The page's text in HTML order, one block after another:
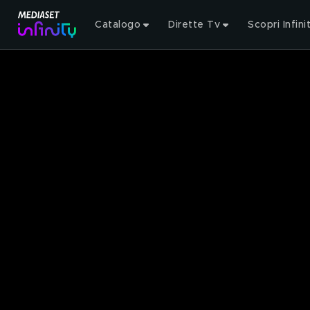
Catalogo Dirette Tv Scopri